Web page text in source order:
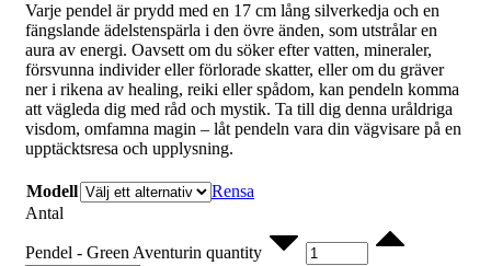
Varje pendel är prydd med en 17 cm lång silverkedja och en
fängslande ädelstenspärla i den övre änden, som utstrålar en
aura av energi. Oavsett om du söker efter vatten, mineraler,
försvunna individer eller förlorade skatter, eller om du gräver
ner i rikena av healing, reiki eller spådom, kan pendeln komma
att vägleda dig med råd och mystik. Ta till dig denna uråldriga
visdom, omfamna magin – låt pendeln vara din vägvisare på en
upptäcktsresa och upplysning.
Modell
Rensa
Antal
Pendel - Green Aventurin quantity